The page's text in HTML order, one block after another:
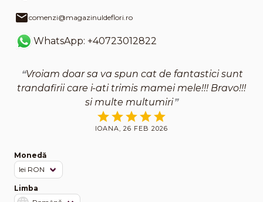
comenzi@magazinuldeflori.ro
WhatsApp: +40723012822
Vroiam doar sa va spun cat de fantastici sunt
trandafirii care i-ati trimis mamei mele!!! Bravo!!!
si multe multumiri
IOANA, 26 FEB 2026
Monedă
Limba